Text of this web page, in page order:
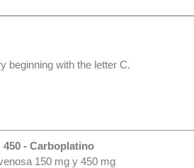
beginning with the letter C.
- Carboplatino
150 mg y 450 mg